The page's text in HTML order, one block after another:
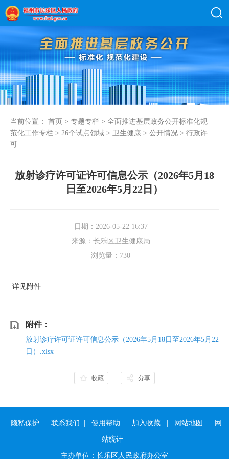
当前位置： 首页 > 专题专栏 > 全面推进基层政务公开标准化规
范化工作专栏 > 26个试点领域 > 卫生健康 > 公开情况 > 行政许
可
放射诊疗许可证许可信息公示（2026年5月18
日至2026年5月22日）
日期：2026-05-22 16:37
来源：长乐区卫生健康局
浏览量： 730
详见附件
附件：
放射诊疗许可证许可信息公示（2026年5月18日至2026年5月22
日）.xlsx
收藏 分享
隐私保护 联系我们 使用帮助 加入收藏 网站地图 网
站统计
主办单位：长乐区人民政府办公室